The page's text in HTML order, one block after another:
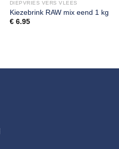
DIEPVRIES VERS VLEES
Kiezebrink RAW mix eend 1 kg
€6.95